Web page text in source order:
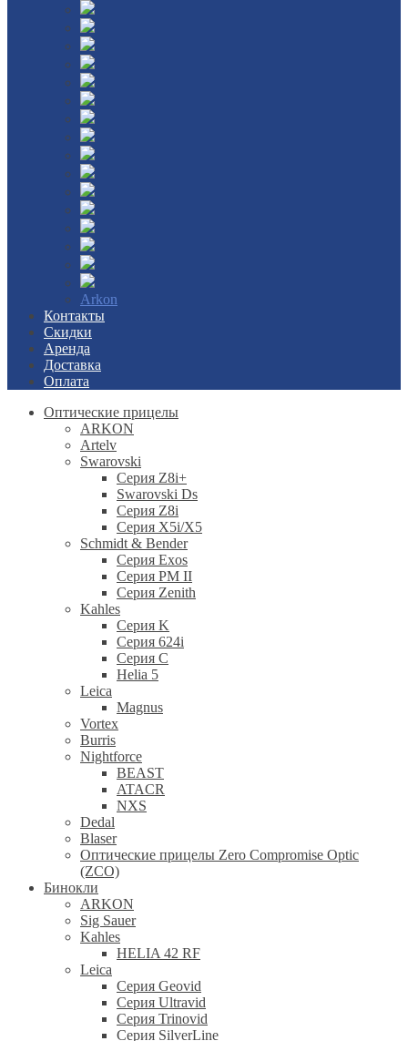
Arkon
Контакты
Скидки
Аренда
Доставка
Оплата
Оптические прицелы
ARKON
Artelv
Swarovski
Серия Z8i+
Swarovski Ds
Серия Z8i
Серия X5i/X5
Schmidt & Bender
Серия Exos
Серия PM II
Cерия Zenith
Kahles
Серия K
Серия 624i
Серия С
Helia 5
Leica
Magnus
Vortex
Burris
Nightforce
BEAST
ATACR
NXS
Dedal
Blaser
Оптические прицелы Zero Compromise Optic
(ZCO)
Бинокли
ARKON
Sig Sauer
Kahles
HELIA 42 RF
Leica
Серия Geovid
Серия Ultravid
Серия Trinovid
Серия SilverLine